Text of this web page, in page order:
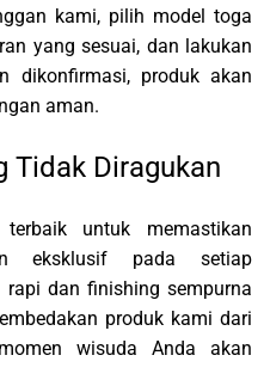
kami, pilih model toga
yang sesuai, dan lakukan
dikonfirmasi, produk akan
aman.
Tidak Diragukan
untuk memastikan
eksklusif pada setiap
dan finishing sempurna
produk kami dari
wisuda Anda akan